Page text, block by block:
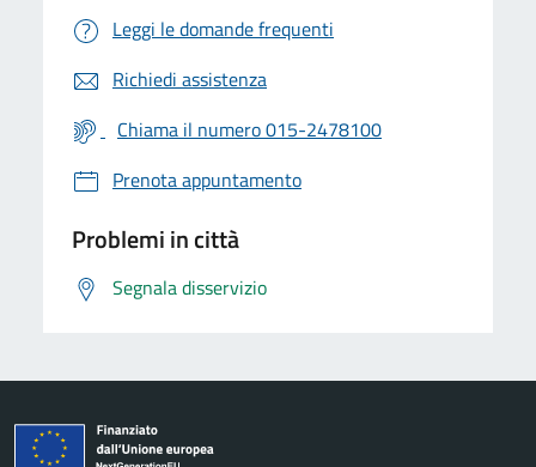
Leggi le domande frequenti
Richiedi assistenza
Chiama il numero 015-2478100
Prenota appuntamento
Problemi in città
Segnala disservizio